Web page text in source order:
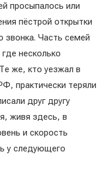
просыпалось или
пёстрой открытки
звонка. Часть семей
несколько
же, кто уезжал в
практически теряли
друг другу
живя здесь, в
и скорость
у следующего